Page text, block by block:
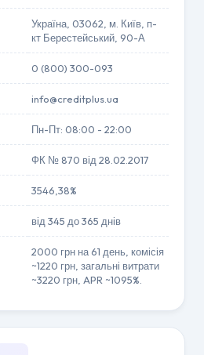
Україна, 03062, м. Київ, п-
кт Берестейський, 90-А
0 (800) 300-093
info@creditplus.ua
Пн-Пт: 08:00 - 22:00
ФК № 870 від 28.02.2017
3546,38%
від 345 до 365 днів
2000 грн на 61 день, комісія
~1220 грн, загальні витрати
~3220 грн, APR ~1095%.